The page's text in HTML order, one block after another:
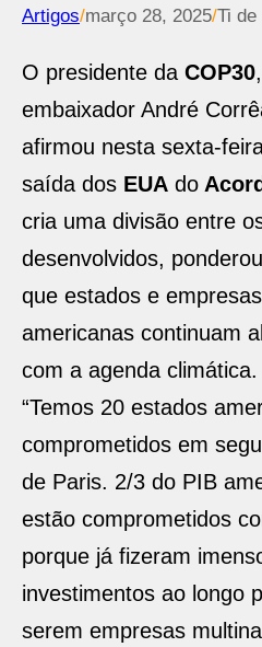
Artigos/março 28, 2025/Ti de
O presidente da COP30
embaixador André
afirmou nesta sexta-
saída dos EUA do
cria uma divisão entre
desenvolvidos,
que estados e empresas
americanas continuam
com a agenda climática.
“Temos 20 estados
comprometidos em
de Paris. 2/3 do PIB
estão comprometidos
porque já fizeram
investimentos ao longo
serem empresas